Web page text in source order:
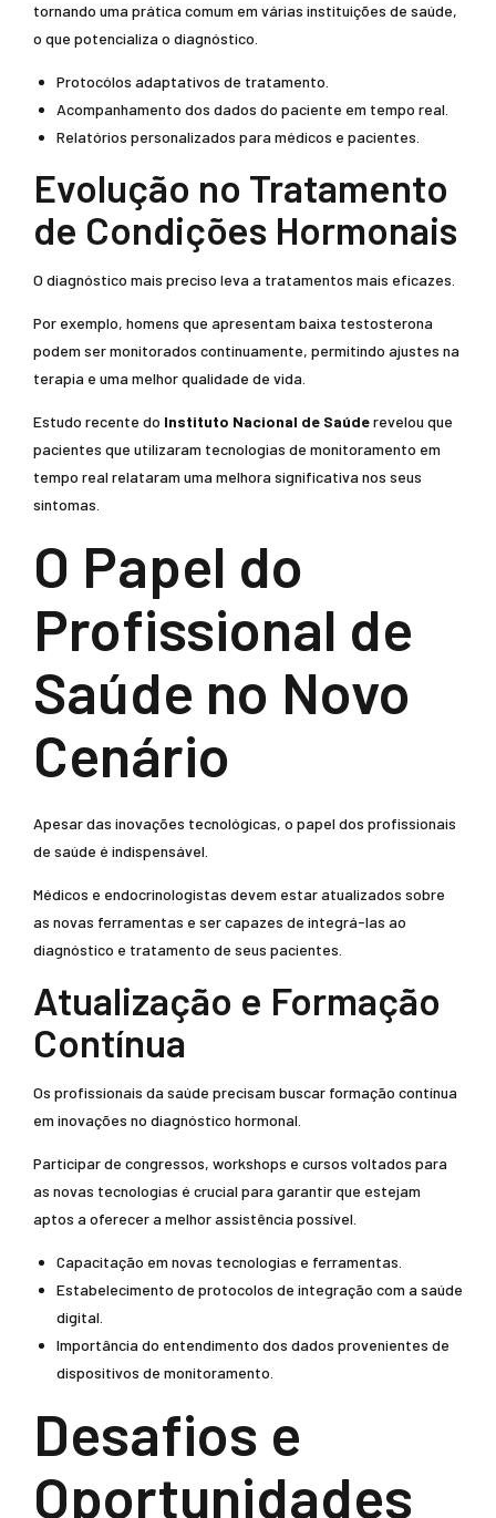
tornando uma prática comum em várias instituições de saúde,
o que potencializa o diagnóstico.
Protocólos adaptativos de tratamento.
Acompanhamento dos dados do paciente em tempo real.
Relatórios personalizados para médicos e pacientes.
Evolução no Tratamento
de Condições Hormonais
O diagnóstico mais preciso leva a tratamentos mais eficazes.
Por exemplo, homens que apresentam baixa testosterona
podem ser monitorados continuamente, permitindo ajustes na
terapia e uma melhor qualidade de vida.
Estudo recente do Instituto Nacional de Saúderevelou que
pacientes que utilizaram tecnologias de monitoramento em
tempo real relataram uma melhora significativa nos seus
sintomas.
O Papel do
Profissional de
Saúde no Novo
Cenário
Apesar das inovações tecnológicas, o papel dos profissionais
de saúde é indispensável.
Médicos e endocrinologistas devem estar atualizados sobre
as novas ferramentas e ser capazes de integrá-las ao
diagnóstico e tratamento de seus pacientes.
Atualização e Formação
Contínua
Os profissionais da saúde precisam buscar formação contínua
em inovações no diagnóstico hormonal.
Participar de congressos, workshops e cursos voltados para
as novas tecnologias é crucial para garantir que estejam
aptos a oferecer a melhor assistência possível.
Capacitação em novas tecnologias e ferramentas.
Estabelecimento de protocolos de integração com a saúde
digital.
Importância do entendimento dos dados provenientes de
dispositivos de monitoramento.
Desafios e
Oportunidades